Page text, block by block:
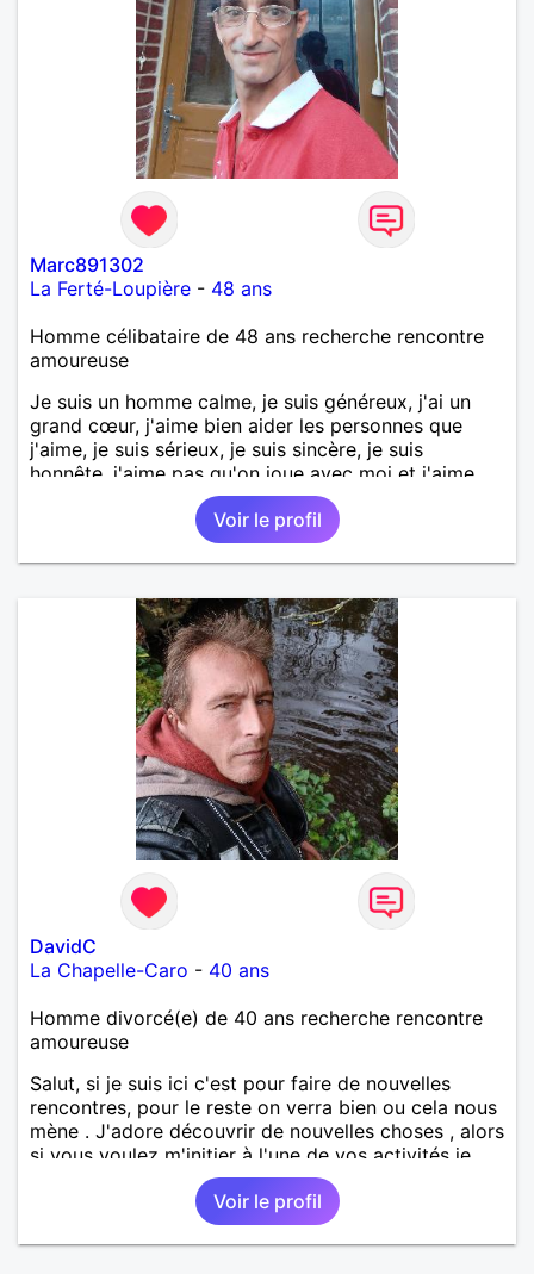
Marc891302
La Ferté-Loupière - 48 ans
Homme célibataire de 48 ans recherche rencontre
amoureuse
Je suis un homme calme, je suis généreux, j'ai un
grand cœur, j'aime bien aider les personnes que
j'aime, je suis sérieux, je suis sincère, je suis
honnête, j'aime pas qu'on joue avec moi et j'aime
pas les mensonges. Je cherche une relation
amoureuse et sérieuse.Voir le profil
DavidC
La Chapelle-Caro - 40 ans
Homme divorcé(e) de 40 ans recherche rencontre
amoureuse
Salut, si je suis ici c'est pour faire de nouvelles
rencontres, pour le reste on verra bien ou cela nous
mène . J'adore découvrir de nouvelles choses , alors
si vous voulez m'initier à l'une de vos activités je
Voir le profil